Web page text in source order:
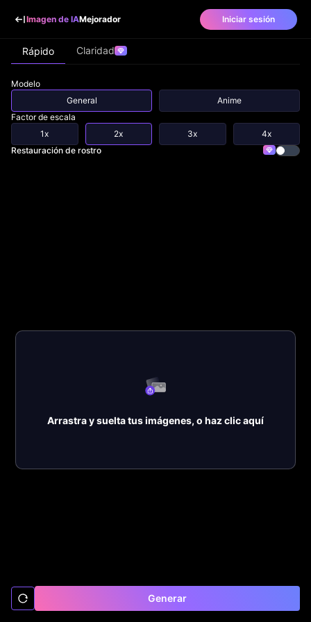
Imagen de IAMejorador Iniciar sesión
Rápido Claridad
Modelo
General
Anime
Factor de escala
1x
2x 3x
4x
Restauración de rostro
Generar
Arrastra y suelta tus imágenes, o haz clic aquí